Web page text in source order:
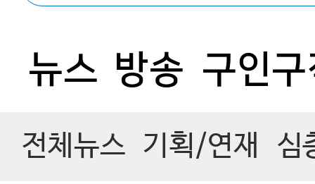
뉴스 방송 구인
전체뉴스 기획/연재 심